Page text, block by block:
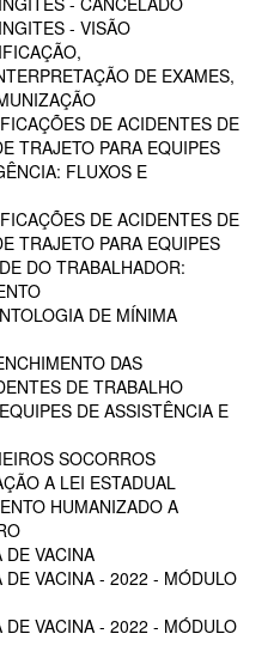
- VISÃO
DE EXAMES,
DE ACIDENTES DE
TRAJETO PARA EQUIPES
FLUXOS E
DE ACIDENTES DE
TRAJETO PARA EQUIPES
DO TRABALHADOR:
DE MÍNIMA
DAS
DE TRABALHO
DE ASSISTÊNCIA E
SOCORROS
A LEI ESTADUAL
HUMANIZADO A
DE VACINA
DE VACINA - 2022 - MÓDULO
DE VACINA - 2022 - MÓDULO